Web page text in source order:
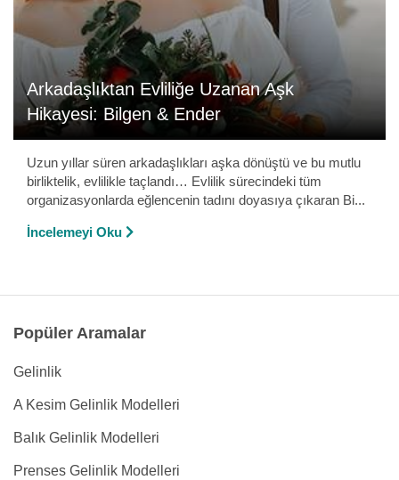
Arkadaşlıktan Evliliğe Uzanan Aşk
Hikayesi: Bilgen & Ender
Uzun yıllar süren arkadaşlıkları aşka dönüştü ve bu mutlu
birliktelik, evlilikle taçlandı… Evlilik sürecindeki tüm
organizasyonlarda eğlencenin tadını doyasıya çıkaran Bi...
İncelemeyi Oku
Popüler Aramalar
Gelinlik
A Kesim Gelinlik Modelleri
Balık Gelinlik Modelleri
Prenses Gelinlik Modelleri